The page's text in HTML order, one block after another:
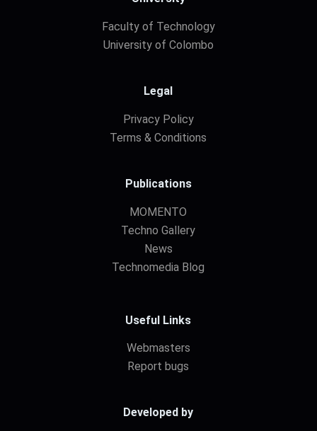
Faculty of Technology
University of Colombo
Legal
Privacy Policy
Terms & Conditions
Publications
MOMENTO
Techno Gallery
News
Technomedia Blog
Useful Links
Webmasters
Report bugs
Developed by